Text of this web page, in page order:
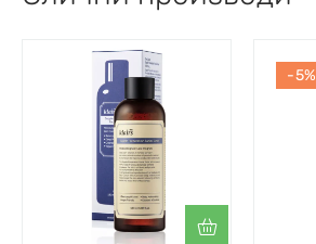
-5%